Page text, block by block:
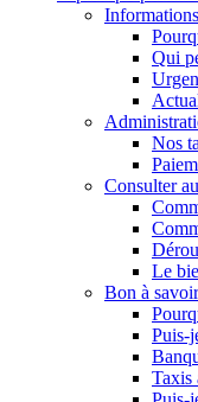
Qui
Nos
Consulter
Le
Bon à savoir
Puis-
Taxis